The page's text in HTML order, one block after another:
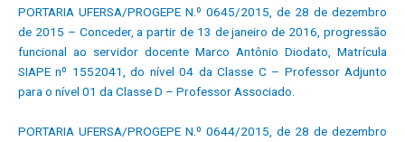
PORTARIA UFERSA/PROGEPE N.º 0645/2015, de 28 de dezembro
de 2015 – Conceder, a partir de 13 de janeiro de 2016, progressão
funcional ao servidor docente Marco Antônio Diodato, Matrícula
SIAPE nº 1552041, do nível 04 da Classe C – Professor Adjunto
para o nível 01 da Classe D – Professor Associado.
PORTARIA UFERSA/PROGEPE N.º 0644/2015, de 28 de dezembro